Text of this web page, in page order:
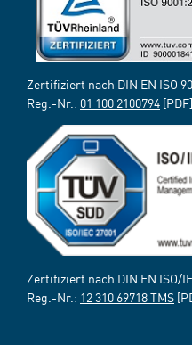
Zertifiziert nach DIN EN ISO
Reg.-Nr.: 01 100 2100794
Zertifiziert nach DIN EN ISO/
Reg.-Nr.: 12 310 69718 TMS